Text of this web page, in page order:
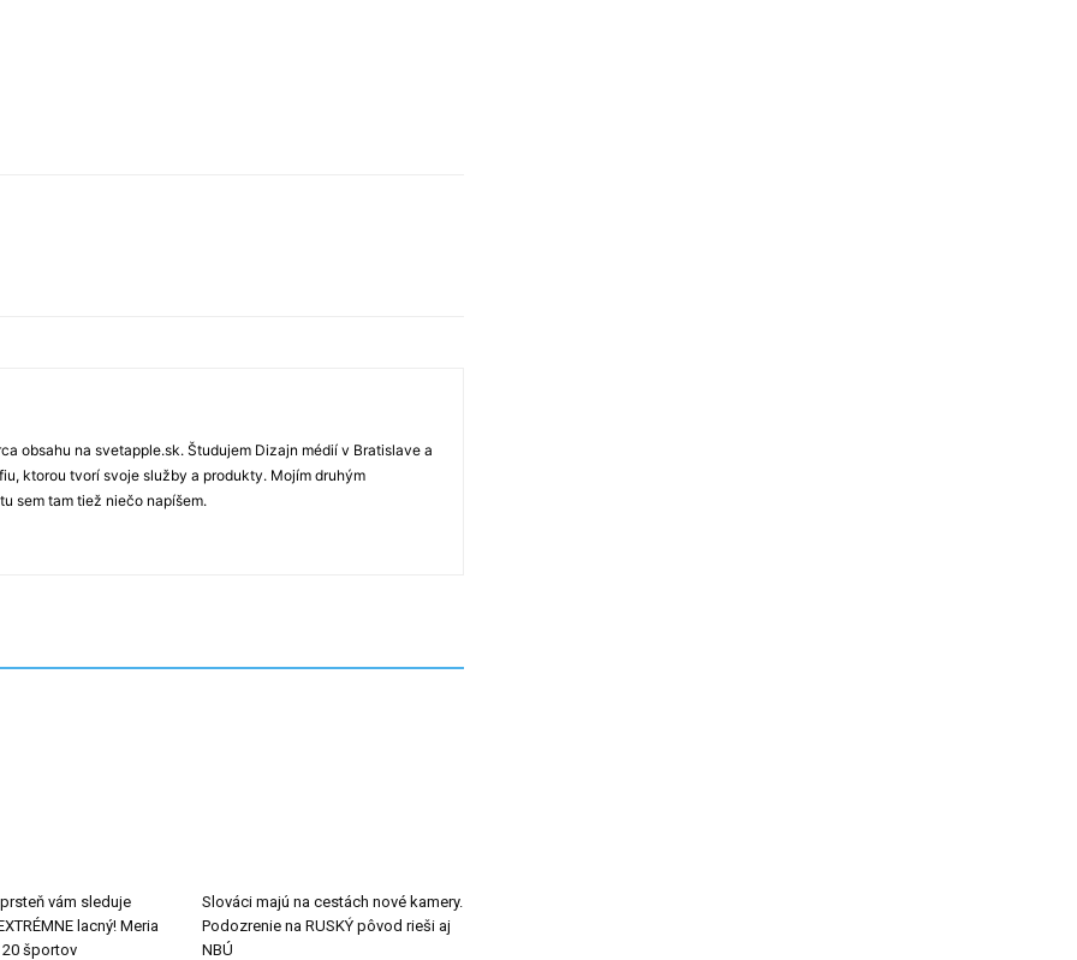
obsahu na svetapple.sk. Študujem Dizajn médií v Bratislave a
ktorou tvorí svoje služby a produkty. Mojím druhým
sem tam tiež niečo napíšem.
vám sleduje
lacný! Meria
20 športov
Slováci majú na cestách nové kamery.
Podozrenie na RUSKÝ pôvod rieši aj
NBÚ